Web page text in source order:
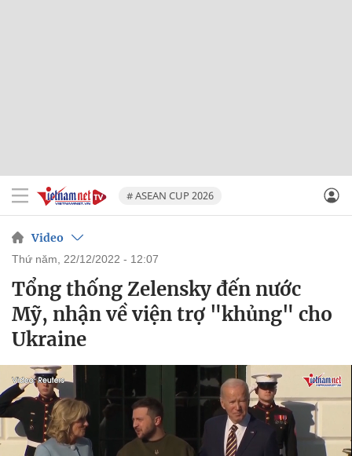
# ASEAN CUP 2026
Video
thứ năm, 22/12/2022 - 12:07
Tổng thống Zelensky đến nước
Mỹ, nhận về viện trợ "khủng" cho
Ukraine